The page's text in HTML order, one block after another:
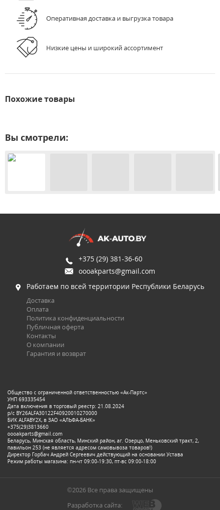
Оперативная доставка и выгрузка товара
Низкие цены и широкий ассортимент
Похожие товары
Вы смотрели:
+375 (29) 381-36-60
oooakparts@gmail.com
Работаем по всей территории Республики Беларусь
Доставка
Оплата
Политика конфиденциальности
Публичная оферта
Контакты
О компании
Гарантия и возврат
Общество с ограниченной ответственностью «Ак-Партс»
УНП 693335454
Дата включения в торговый реестр: 21.08.2024
р/с BY26ALFA30122F40920010270000
БИК ALFABY2X, в ЗАО «АЛЬФА-БАНК»
+375(29)3813660
oooakparts@gmail.com
Беларусь, Минская область, Минский район, аг. Озерцо, Меньковский тракт, 2,
павильон 253 (не является адресом самовывоза товаров!)
Директор Горбач Андрей Сергеевич действующий на основании Устава
Режим работы магазина: пн-чт 09:00-19:30, пт-вс 09:00-18:00
©2026 Все права защищены
Разработка сайта: